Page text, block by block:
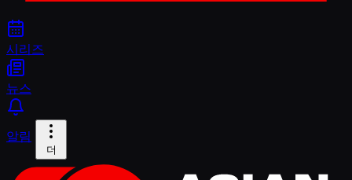
시리즈
뉴스
알림
더